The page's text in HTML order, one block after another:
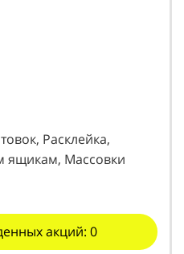
Расклейка,
ящикам, Массовки
акций: 0